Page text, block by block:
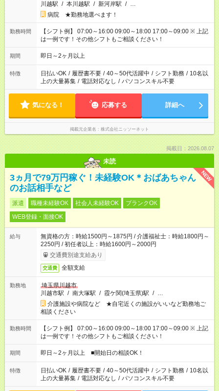
川越駅 / 本川越駅 / 新河岸駅 / …
病院 ★勤務地選べます！
勤務時間
【シフト例】 07:00～16:00 09:00～18:00 17:00～09:00 ※ 上記
は一例です！その他シフトもご相談ください！
期間 即日～2ヶ月以上
特徴 日払いOK / 履歴書不要 / 40～50代活躍中 / シフト勤務 / 10名以
上の大量募集 / 電話対応なし / パソコンスキル不要
気になる！ 応募する 詳細へ
掲載元企業名 株式会社ニッソーネット
掲載日：2026.08.07
未読
NEW
3ヵ月で79万円稼ぐ！未経験OK＊おばあちゃん
のお話相手など
派遣 職種未経験OK 社会人未経験OK
ブランクOK
WEB登録・面接OK
給与
無資格の方：時給1500円～1875円 / 介護福祉士：時給1800円～
2250円 / 初任者以上：時給1600円～2000円
交通費別途支給あり
交通費 全額支給
勤務地
埼玉県川越市
川越市駅 / 南大塚駅 / 霞ケ関(埼玉県)駅 / …
介護施設や病院など ★自宅近くの施設がいいなど勤務地ご
相談ください
勤務時間
【シフト例】 07:00～16:00 09:00～18:00 17:00～09:00 ※ 上記
は一例です！その他シフトもご相談ください！
期間 即日～2ヶ月以上 ■開始日の相談OK！
特徴 日払いOK / 履歴書不要 / 40～50代活躍中 / シフト勤務 / 10名以
上の大量募集 / 電話対応なし / パソコンスキル不要